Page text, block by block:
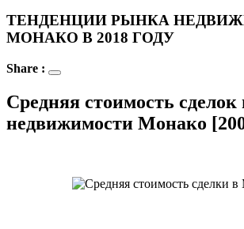
ТЕНДЕНЦИИ РЫНКА
МОНАКО В 2018 ГОДУ
Share :
Средняя стоимость
недвижимости Монако